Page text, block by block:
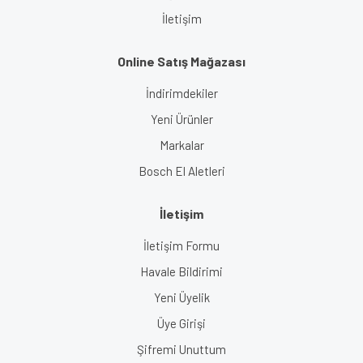
İletişim
Online Satış Mağazası
İndirimdekiler
Yeni Ürünler
Markalar
Bosch El Aletleri
İletişim
İletişim Formu
Havale Bildirimi
Yeni Üyelik
Üye Girişi
Şifremi Unuttum